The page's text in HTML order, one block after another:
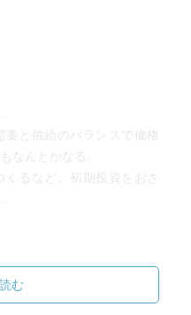
要と供給のバランスで価格
なんとかなる。
くるなど、初期投資をおさ
企業が有利。
動費型 : イチゴなど)は、投
む